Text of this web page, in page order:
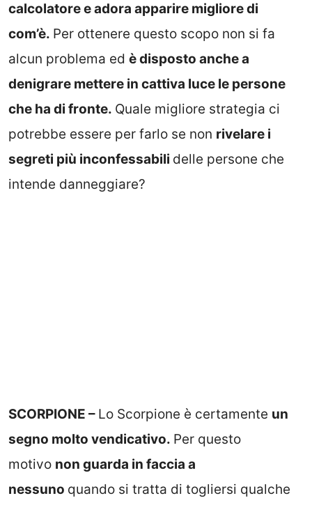
calcolatore e adora apparire migliore di
com’è. Per ottenere questo scopo non si fa
alcun problema ed è disposto anche a
denigrare mettere in cattiva luce le persone
che ha di fronte. Quale migliore strategia ci
potrebbe essere per farlo se non rivelare i
segreti più inconfessabili delle persone che
intende danneggiare?
SCORPIONE – Lo Scorpione è certamente un
segno molto vendicativo. Per questo
motivo non guarda in faccia a
nessuno quando si tratta di togliersi qualche